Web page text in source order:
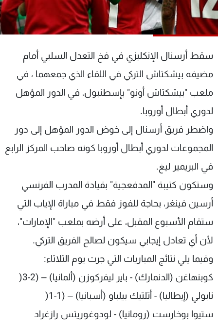
سقط أرسنال الإنكليزي في فخ التعدل السلبي أمام
مضيفه بيشكتاش التركي في اللقاء الذي جمعهما ، في
ملعب "بيشكتاش أونو" بإسطنبول، في الدور المؤهل
لدوري أبطال أوروبا.
واضطر فريق أرسنال إلى خوض الدور المؤهل إلى دور
المجموعات لدوري أبطال أوروبا كونه صاحب المركز الرابع
في البريمير ليغ.
وستكون كتيبة "المدفعجية" بقيادة المدرب الفرنسي
أرسين فينغر، بحاجة للفوز فقط في مباراة الإياب التي
ستقام الأسبوع المقبل، على أرضه بملعب "الإمارات"،
لأن أي تعادل إيجابي سيكون لصالح الفريق التركي.
وفيما يلي نتائج المباريات التي جرت يوم الثلاثاء:
كوبنهاغن (الدنمارك) - باير ليفركوزن (ألمانيا) – (2-3(
نابولي (إيطاليا) - أتلتيك بيلباو (أسبانيا) – (1-1(
ستيوا بوخارست (رومانيا) - لودوغوريتس رازغراد
شاهد البرامج
الترددات
عن MTV
لاعلاناتكم
وظائف
شروط الإسـتخدام